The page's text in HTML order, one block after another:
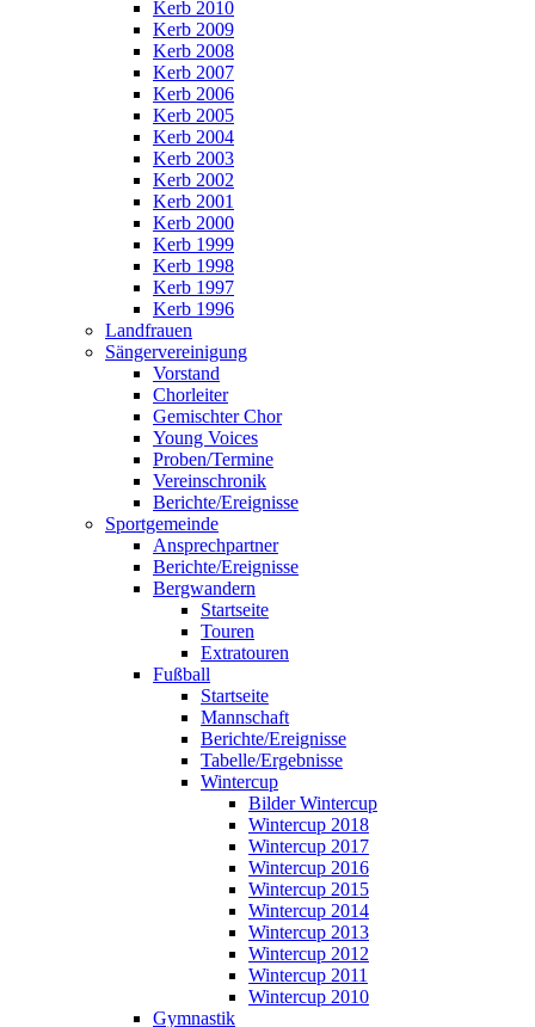
Kerb 2010
Kerb 2009
Kerb 2008
Kerb 2007
Kerb 2006
Kerb 2005
Kerb 2004
Kerb 2003
Kerb 2002
Kerb 2001
Kerb 2000
Kerb 1999
Kerb 1998
Kerb 1997
Kerb 1996
Landfrauen
Sängervereinigung
Vorstand
Chorleiter
Gemischter Chor
Young Voices
Proben/Termine
Vereinschronik
Berichte/Ereignisse
Sportgemeinde
Ansprechpartner
Berichte/Ereignisse
Bergwandern
Startseite
Touren
Extratouren
Fußball
Startseite
Mannschaft
Berichte/Ereignisse
Tabelle/Ergebnisse
Wintercup
Bilder Wintercup
Wintercup 2018
Wintercup 2017
Wintercup 2016
Wintercup 2015
Wintercup 2014
Wintercup 2013
Wintercup 2012
Wintercup 2011
Wintercup 2010
Gymnastik